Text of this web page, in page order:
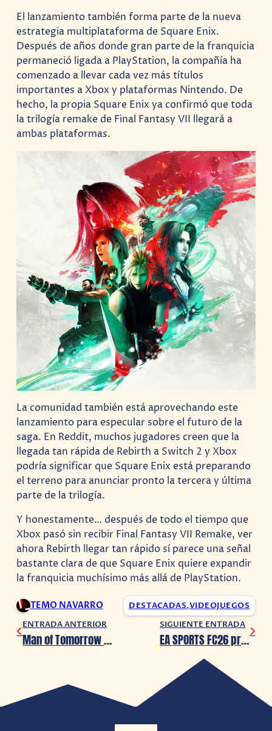
El lanzamiento también forma parte de la nueva
estrategia multiplataforma de Square Enix.
Después de años donde gran parte de la franquicia
permaneció ligada a PlayStation, la compañía ha
comenzado a llevar cada vez más títulos
importantes a Xbox y plataformas Nintendo. De
hecho, la propia Square Enix ya confirmó que toda
la trilogía remake de Final Fantasy VII llegará a
ambas plataformas.
La comunidad también está aprovechando este
lanzamiento para especular sobre el futuro de la
saga. En Reddit, muchos jugadores creen que la
llegada tan rápida de Rebirth a Switch 2 y Xbox
podría significar que Square Enix está preparando
el terreno para anunciar pronto la tercera y última
parte de la trilogía.
Y honestamente… después de todo el tiempo que
Xbox pasó sin recibir Final Fantasy VII Remake, ver
ahora Rebirth llegar tan rápido sí parece una señal
bastante clara de que Square Enix quiere expandir
la franquicia muchísimo más allá de PlayStation.
TEMO NAVARRO DESTACADAS,VIDEOJUEGOS
ENTRADA ANTERIOR
Man of Tomorrow presenta a Lex Luthor en su armadura de combate
SIGUIENTE ENTRADA
EA SPORTS FC26 presenta la actualización The World’s Game